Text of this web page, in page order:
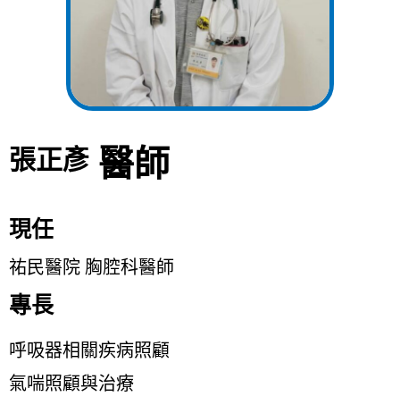
張正彥 醫師
現任
祐民醫院 胸腔科醫師
專長
呼吸器相關疾病照顧
氣喘照顧與治療